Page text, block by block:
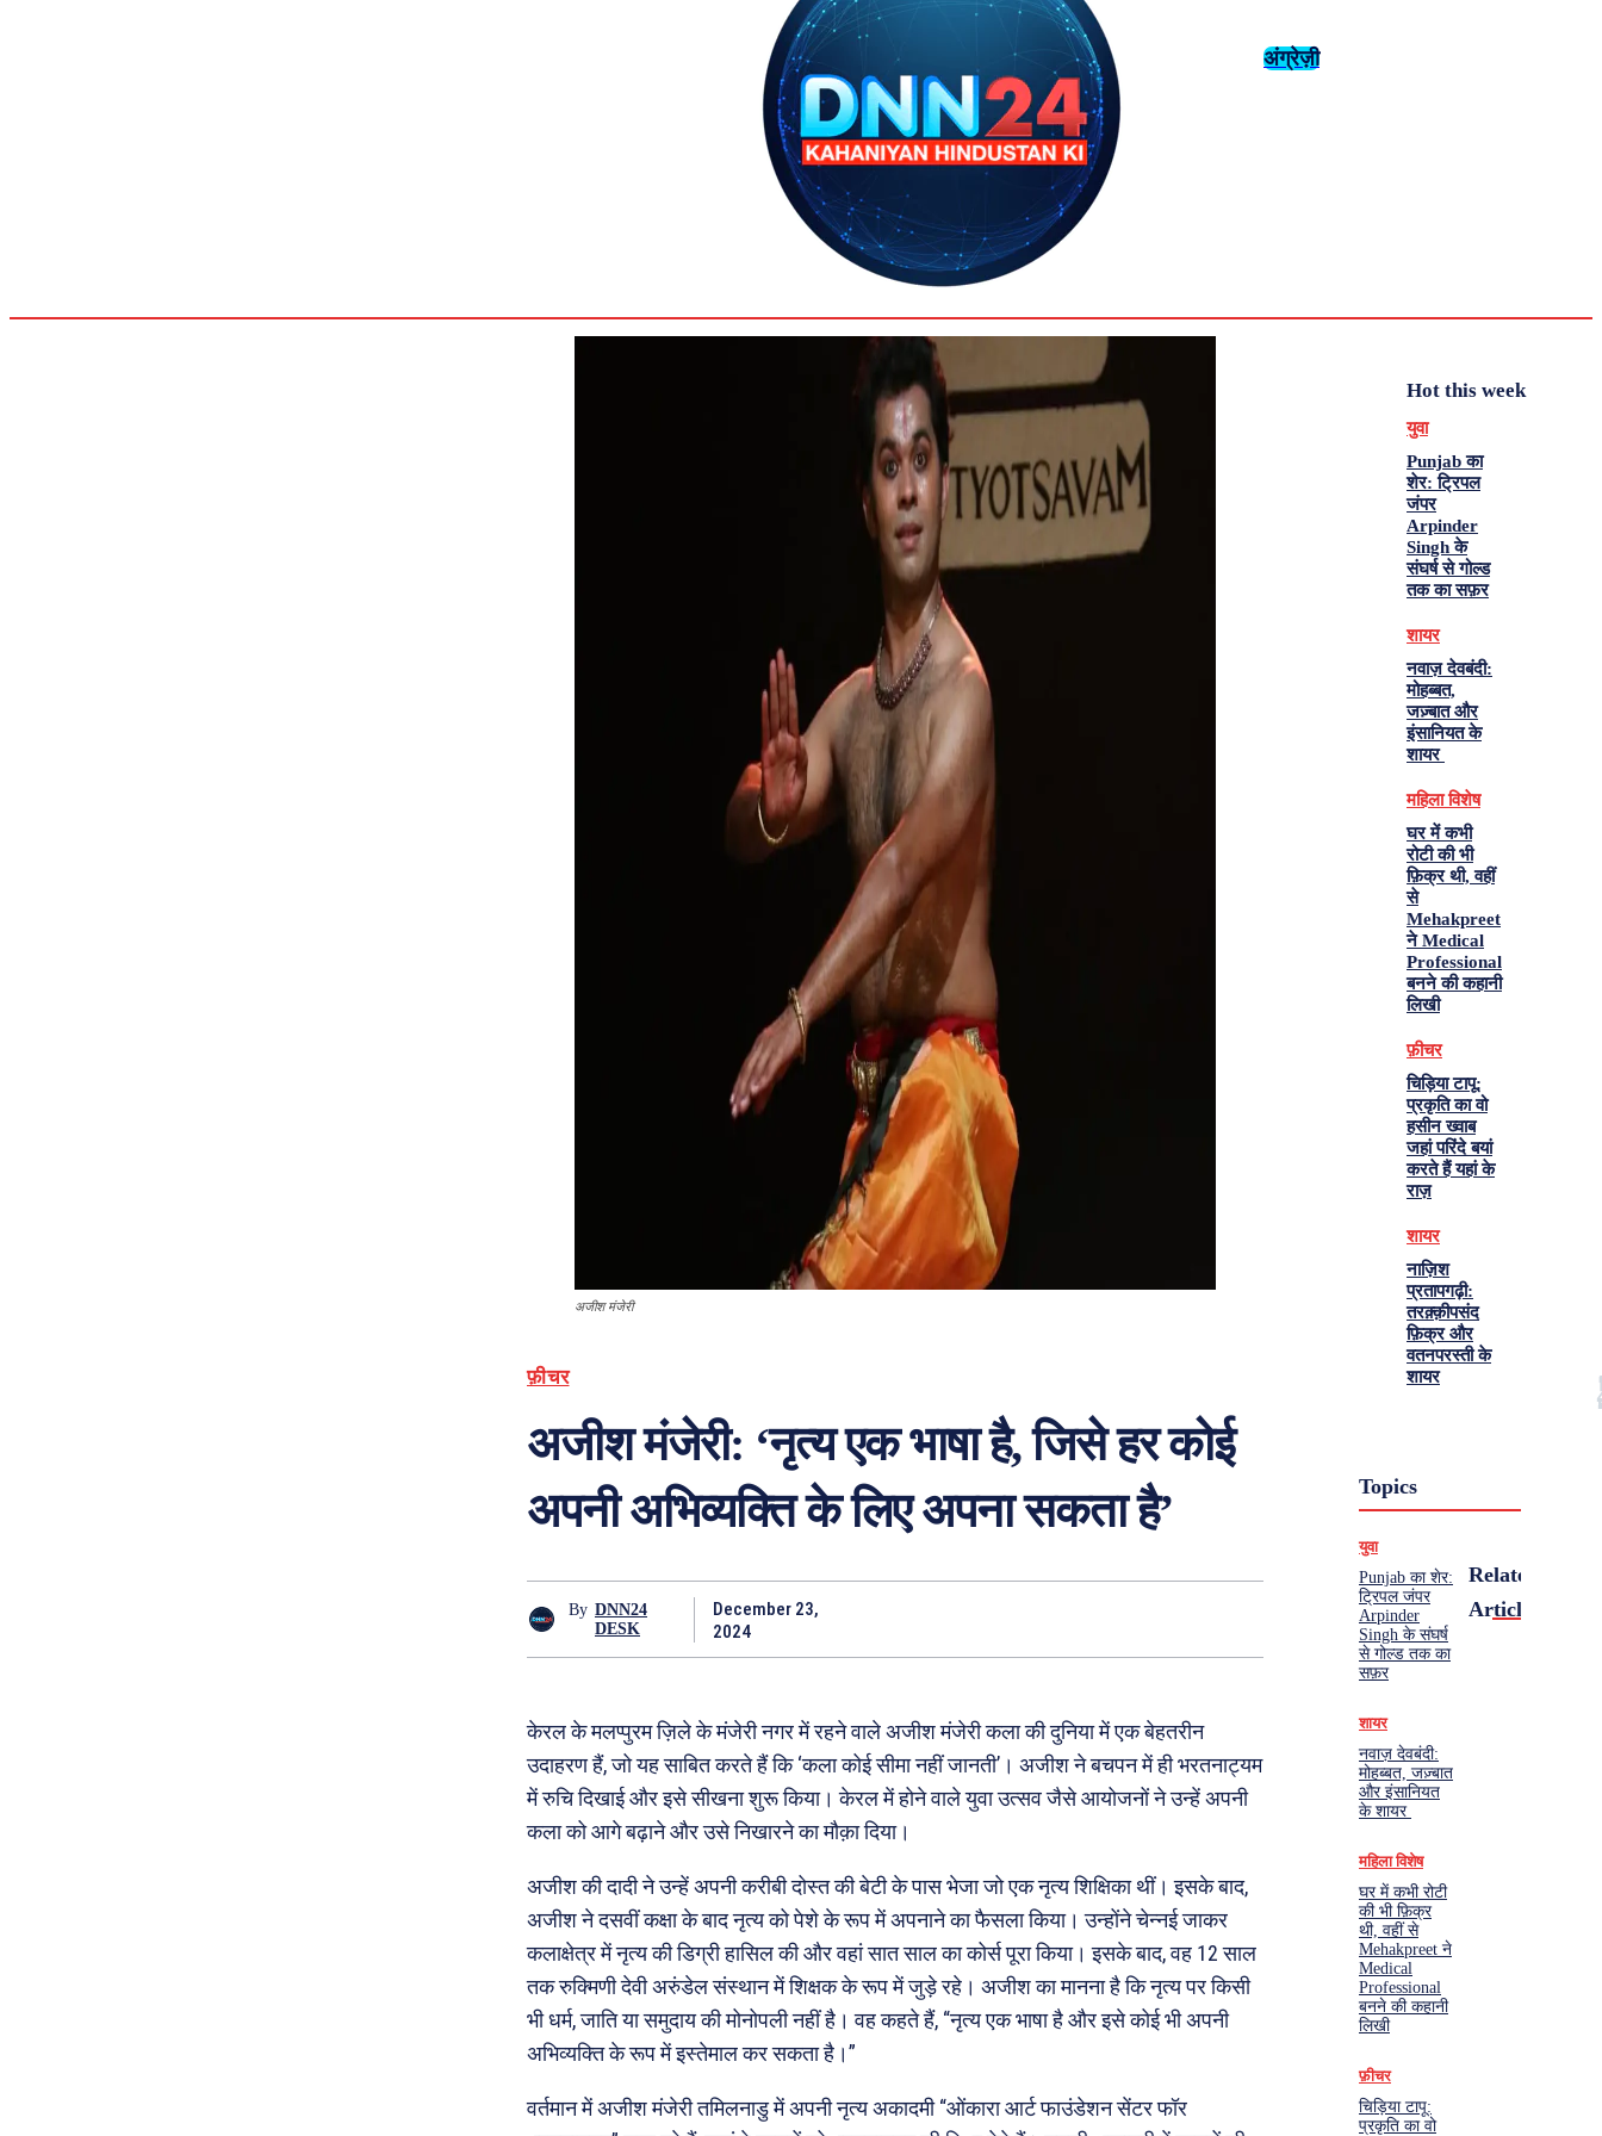
अंग्रेज़ी
अजीश मंजेरी
फ़ीचर
अजीश मंजेरी: ‘नृत्य एक भाषा है, जिसे हर कोई
अपनी अभिव्यक्ति के लिए अपना सकता है’
By DNN24
DESK
December 23,
2024
केरल के मलप्पुरम ज़िले के मंजेरी नगर में रहने वाले अजीश मंजेरी कला की दुनिया में एक बेहतरीन
उदाहरण हैं, जो यह साबित करते हैं कि ‘कला कोई सीमा नहीं जानती’। अजीश ने बचपन में ही भरतनाट्यम
में रुचि दिखाई और इसे सीखना शुरू किया। केरल में होने वाले युवा उत्सव जैसे आयोजनों ने उन्हें अपनी
कला को आगे बढ़ाने और उसे निखारने का मौक़ा दिया।
अजीश की दादी ने उन्हें अपनी करीबी दोस्त की बेटी के पास भेजा जो एक नृत्य शिक्षिका थीं। इसके बाद,
अजीश ने दसवीं कक्षा के बाद नृत्य को पेशे के रूप में अपनाने का फैसला किया। उन्होंने चेन्नई जाकर
कलाक्षेत्र में नृत्य की डिग्री हासिल की और वहां सात साल का कोर्स पूरा किया। इसके बाद, वह 12 साल
तक रुक्मिणी देवी अरुंडेल संस्थान में शिक्षक के रूप में जुड़े रहे। अजीश का मानना है कि नृत्य पर किसी
भी धर्म, जाति या समुदाय की मोनोपली नहीं है। वह कहते हैं, “नृत्य एक भाषा है और इसे कोई भी अपनी
अभिव्यक्ति के रूप में इस्तेमाल कर सकता है।”
वर्तमान में अजीश मंजेरी तमिलनाडु में अपनी नृत्य अकादमी “ओंकारा आर्ट फाउंडेशन सेंटर फॉर
Hot this week
युवा
Punjab का
शेर: ट्रिपल
जंपर
Arpinder
Singh के
संघर्ष से गोल्ड
तक का सफ़र
शायर
नवाज़ देवबंदी:
मोहब्बत,
जज़्बात और
इंसानियत के
शायर
महिला विशेष
घर में कभी
रोटी की भी
फ़िक्र थी, वहीं
से
Mehakpreet
ने Medical
Professional
बनने की कहानी
लिखी
फ़ीचर
चिड़िया टापू:
प्रकृति का वो
हसीन ख्वाब
जहां परिंदे बयां
करते हैं यहां के
राज़
शायर
नाज़िश
प्रतापगढ़ी:
तरक़्क़ीपसंद
फ़िक्र और
वतनपरस्ती के
शायर
Topics
युवा
Punjab का शेर:
ट्रिपल जंपर
Arpinder
Singh के संघर्ष
से गोल्ड तक का
सफ़र
शायर
नवाज़ देवबंदी:
मोहब्बत, जज़्बात
और इंसानियत
के शायर
महिला विशेष
घर में कभी रोटी
की भी फ़िक्र
थी, वहीं से
Mehakpreet ने
Medical
Professional
बनने की कहानी
लिखी
फ़ीचर
चिड़िया टापू:
प्रकृति का वो
Related
Articles